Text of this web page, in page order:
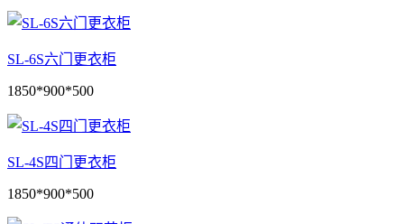
SL-6S六门更衣柜
1850*900*500
SL-4S四门更衣柜
1850*900*500